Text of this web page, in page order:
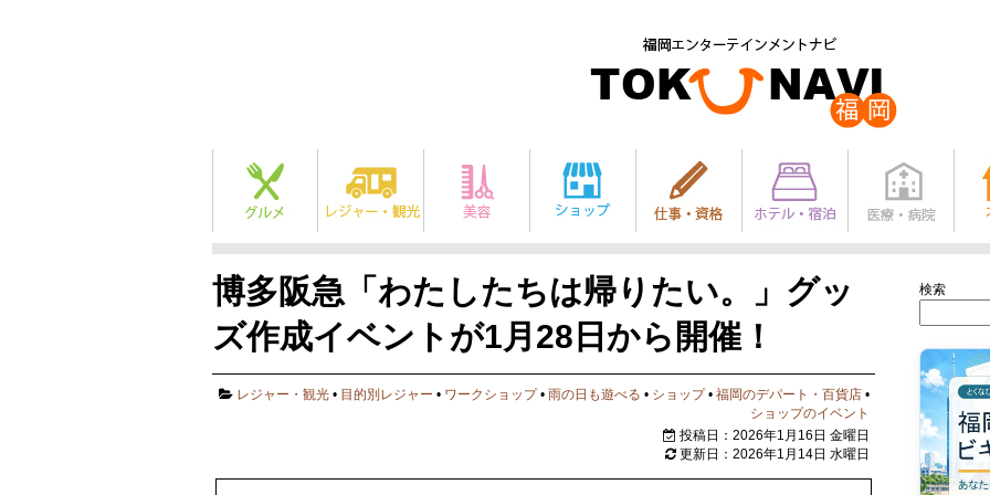
博多阪急「わたしたちは帰りたい。」グッ
ズ作成イベントが1月28日から開催！
レジャー・観光 • 目的別レジャー • ワークショップ• 雨の日も遊べる • ショップ• 福岡のデパート・百貨店 •
ショップのイベント
投稿日：2026年1月16日 金曜日
更新日：2026年1月14日 水曜日
検索